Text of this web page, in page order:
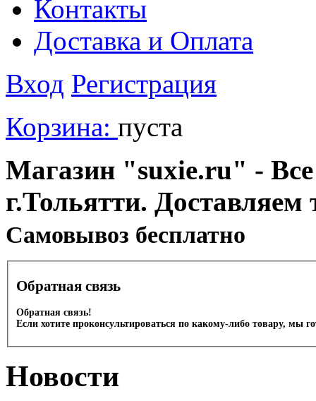
Контакты
Доставка и Оплата
Вход Регистрация
Корзина: пуста
Магазин "suxie.ru" - Все
г.Тольятти.
Cамовывоз бесплатно
Обратная связь
Обратная связь!
Если хотите проконсультироваться по какому-либо товару, мы
Новости